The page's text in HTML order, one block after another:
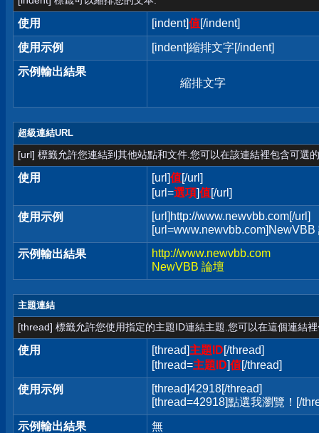
使用 [indent]值[/indent]
使用示例
[indent]縮排文字[/indent]
示例輸出結果
縮排文字
超級連結URL
[url] 標籤允許您連結到其他站點和文件.您可以在該連結裡包含可選
使用 [url]值[/url]
[url=選項]值[/url]
使用示例
[url]http://www.newvbb.com[/url]
[url=www.newvbb.com]NewVBB
示例輸出結果
http://www.newvbb.com
NewVBB 論壇
主題連結
[thread] 標籤允許您使用指定的主題ID連結主題.您可以在這個連結
使用 [thread]主題ID[/thread]
[thread=主題ID]值[/thread]
使用示例
[thread]42918[/thread]
[thread=42918]點選我瀏覽！[/
示例輸出結果
無